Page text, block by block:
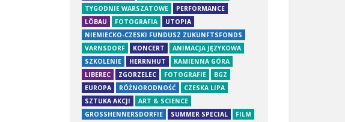
TYGODNIE WARSZATOWE
PERFORMANCE
LÖBAU
FOTOGRAFIA
UTOPIA
NIEMIECKO-CZESKI FUNDUSZ ZUKUNFTSFONDS
VARNSDORF
KONCERT
ANIMACJA JĘZYKOWA
SZKOLENIE
HERRNHUT
KAMIENNA GÓRA
LIBEREC
ZGORZELEC FOTOGRAFIE
BGZ
EUROPA
RÓŻNORODNOŚĆ
CZESKA LIPA
SZTUKA AKCJI
ART & SCIENCE
GROSSHENNERSDORFIE
SUMMER SPECIAL FILM